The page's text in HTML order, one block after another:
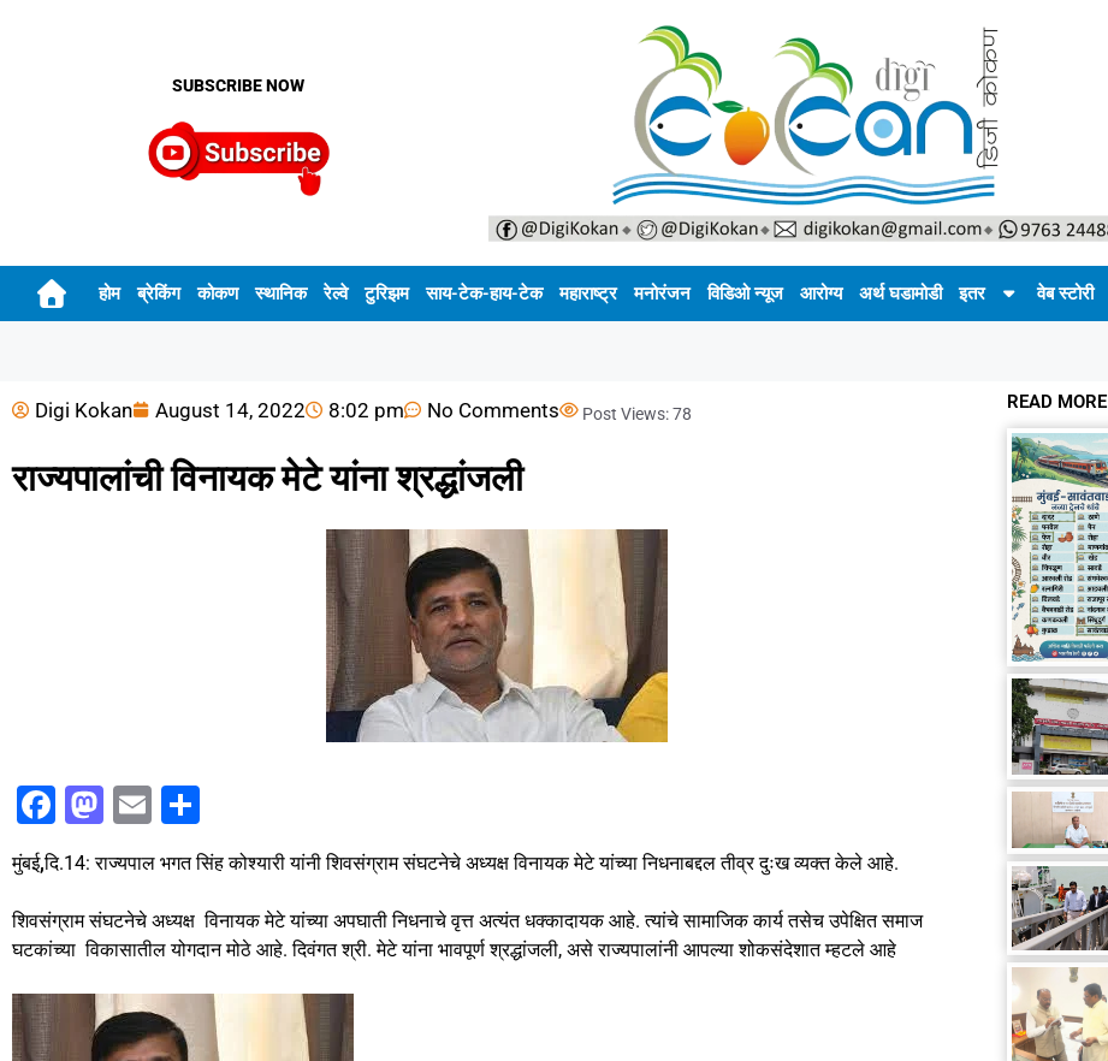
SUBSCRIBE NOW
होम ब्रेकिंग कोकण स्थानिक रेल्वे टुरिझम साय-टेक-हाय-टेक महाराष्ट्र मनोरंजन विडिओ न्यूज आरोग्य अर्थ घडामोडी इतर वेब स्टोरी
Digi Kokan August 14, 2022 8:02 pm No Comments Post Views:78
राज्यपालांची विनायक मेटे यांना श्रद्धांजली
F
a
c
e
b
o
M
st
o
d
o
n
E
ai
l
h
ar
e
मुंबई,दि.14: राज्यपाल भगत सिंह कोश्यारी यांनी शिवसंग्राम संघटनेचे अध्यक्ष विनायक मेटे यांच्या निधनाबद्दल तीव्र दुःख व्यक्त केले आहे.
शिवसंग्राम संघटनेचे अध्यक्ष विनायक मेटे यांच्या अपघाती निधनाचे वृत्त अत्यंत धक्कादायक आहे. त्यांचे सामाजिक कार्य तसेच उपेक्षित समाज
घटकांच्या विकासातील योगदान मोठे आहे. दिवंगत श्री. मेटे यांना भावपूर्ण श्रद्धांजली, असे राज्यपालांनी आपल्या शोकसंदेशात म्हटले आहे
READ MORE